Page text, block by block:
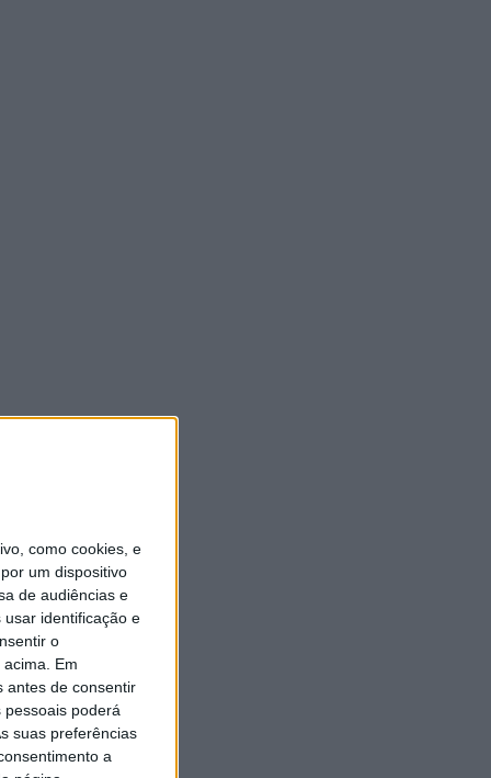
como cookies, e
um dispositivo
de audiências e
identificação e
o
Em
antes de consentir
poderá
suas preferências
a